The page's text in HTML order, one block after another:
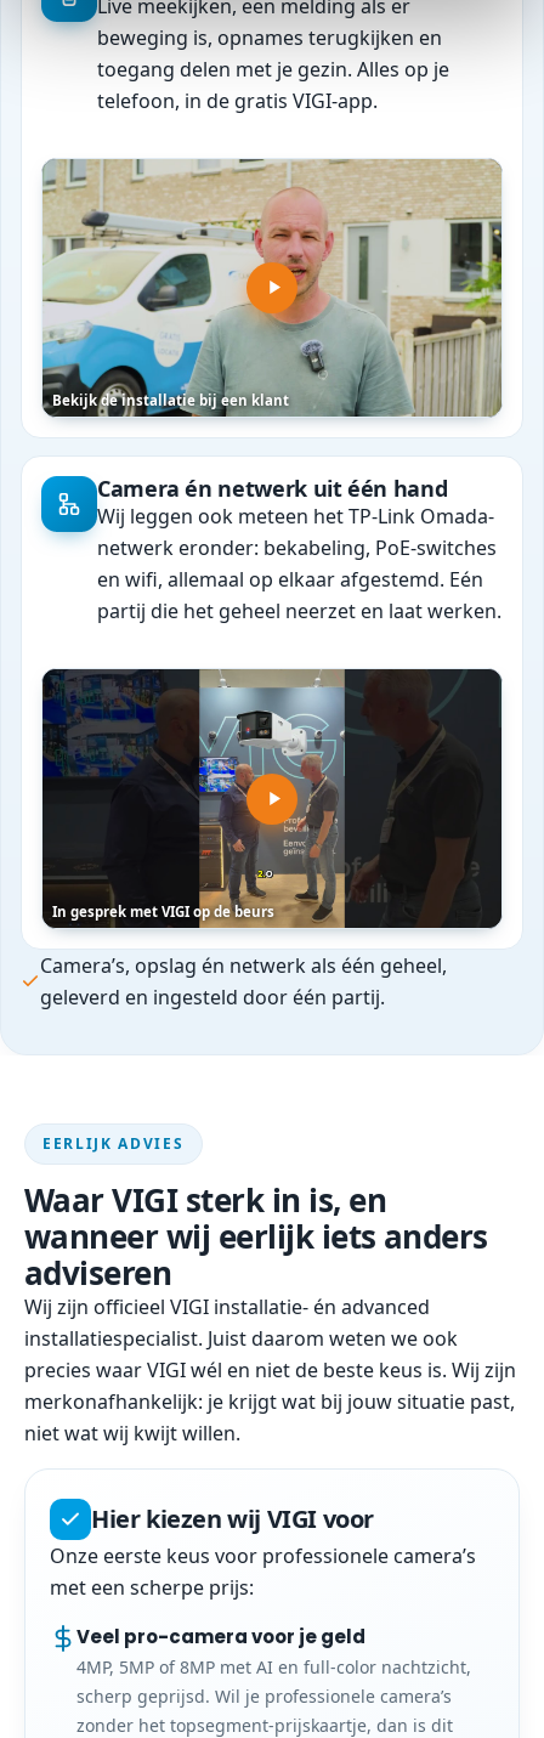
Live meekijken, een melding als er
beweging is, opnames terugkijken en
toegang delen met je gezin. Alles op je
telefoon, in de gratis VIGI-app.
Bekijk de installatie bij een klant
Camera én netwerk uit één hand
Wij leggen ook meteen het TP-Link Omada-
netwerk eronder: bekabeling, PoE-switches
en wifi, allemaal op elkaar afgestemd. Eén
partij die het geheel neerzet en laat werken.
In gesprek met VIGI op de beurs
Camera’s, opslag én netwerk als één geheel,
geleverd en ingesteld door één partij.
EERLIJK ADVIES
Waar VIGI sterk in is, en
wanneer wij eerlijk iets anders
adviseren
Wij zijn officieel VIGI installatie- én advanced
installatiespecialist. Juist daarom weten we ook
precies waar VIGI wél en niet de beste keus is. Wij zijn
merkonafhankelijk: je krijgt wat bij jouw situatie past,
niet wat wij kwijt willen.
Hier kiezen wij VIGI voor
Onze eerste keus voor professionele camera’s
met een scherpe prijs:
Veel pro-camera voor je geld
4MP, 5MP of 8MP met AI en full-color nachtzicht,
scherp geprijsd. Wil je professionele camera’s
zonder het topsegment-prijskaartje, dan is dit